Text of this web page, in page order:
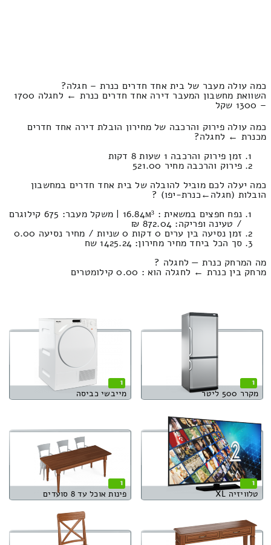
כמה עולה מעבר של בית אחד חדרים כנרת – חגלה?
השוואת מחשבון המעבר דירה אחד חדרים כנרת ← לחגלה 1700
– 1300 שקל
כמה עולה פירוק והרכבה של מחירון הובלת דירה אחד חדרים
מכנרת ← לחגלה?
זמן פירוק והרכבה 1 שעות 8 דקות
פירוק והרכבה מחיר 521.00
כמה יעלה לכם מוביל להובלה של בית אחד חדרים במחשבון
הובלות (חגלה‎←‏כנרת-יפו) ?
נפח חפצים במשאית : 16.84м³ | משקל מעבר: 675 קילוגרם
/ טעינה ופריקה: 872.04 ₪
זמן נסיעה בין ערים 0 דקות 0 שניות / מחיר נסיעה 0.00
סך הכל ביחד מחיר מחירון: 1425.24 שח
מה המרחק כנרת — לחגלה ?
מרחק בין כנרת ← לחגלה הוא : 0.00 קילומטרים
1
מקרר 500 ליטר
1
מייבשי כביסה
1
טלוויזיה XL
1
פינות אוכל עד 8 סועדים